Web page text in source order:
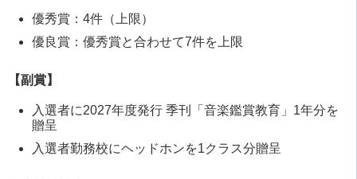
優秀賞：4件（上限）
優良賞：優秀賞と合わせて7件を上限
【副賞】
入選者に2027年度発行 季刊「音楽鑑賞教育」1年分を
贈呈
入選者勤務校にヘッドホンを1クラス分贈呈